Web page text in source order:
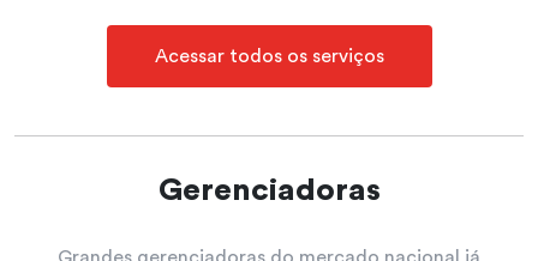
Acessar todos os serviços
Gerenciadoras
Grandes gerenciadoras do mercado nacional já